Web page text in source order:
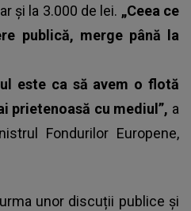
și la 3.000 de lei. „Ceea ce
publică, merge până la
este ca să avem o flotă
prietenoasă cu mediul”, a
Fondurilor Europene,
unor discuții publice și